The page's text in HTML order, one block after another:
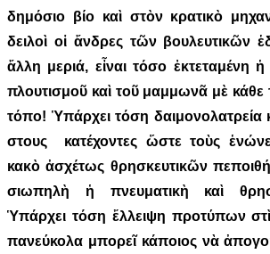
δημόσιο βίο καὶ στὸν κρατικὸ
δειλοὶ οἱ ἄνδρες τῶν βουλευτικῶν
ἄλλη μεριά, εἶναι τόσο ἐκτεταμένη
πλουτισμοῦ καὶ τοῦ μαμμωνᾶ μὲ κάθε
τόπο! Ὑπάρχει τόση δαιμονολατρεία
στους κατέχοντες ὥστε τοὺς
κακὸ ἀσχέτως θρησκευτικῶν
σιωπηλὴ ἡ πνευματικὴ καὶ
Ὑπάρχει τόση ἔλλειψη προτύπων
πανεύκολα μπορεῖ κάποιος νὰ